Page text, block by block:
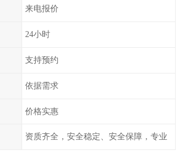
来电报价
24小时
支持预约
依据需求
价格实惠
资质齐全，安全稳定、安全保障，专业